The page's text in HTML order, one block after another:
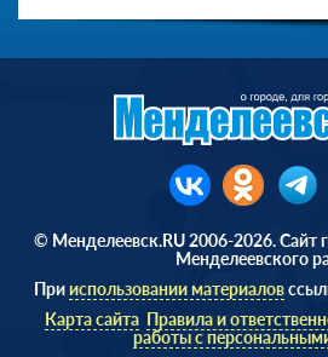
© Менделеевск.RU 2006-2026. Сайт
Менделеевского
Прииспользовании материалов
Карта сайта Правила и
работы с